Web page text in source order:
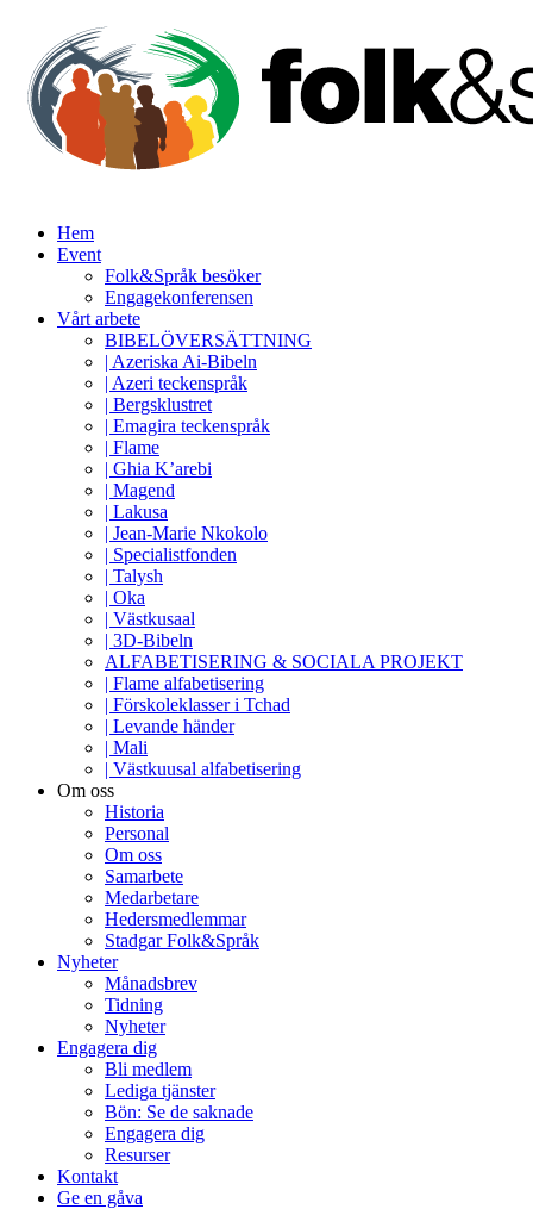
Hem
Event
Folk&Språk besöker
Engagekonferensen
Vårt arbete
BIBELÖVERSÄTTNING
| Azeriska Ai-Bibeln
| Azeri teckenspråk
| Bergsklustret
| Emagira teckenspråk
| Flame
| Ghia K’arebi
| Magend
| Lakusa
| Jean-Marie Nkokolo
| Specialistfonden
| Talysh
| Oka
| Västkusaal
| 3D-Bibeln
ALFABETISERING & SOCIALA PROJEKT
| Flame alfabetisering
| Förskoleklasser i Tchad
| Levande händer
| Mali
| Västkuusal alfabetisering
Om oss
Historia
Personal
Om oss
Samarbete
Medarbetare
Hedersmedlemmar
Stadgar Folk&Språk
Nyheter
Månadsbrev
Tidning
Nyheter
Engagera dig
Bli medlem
Lediga tjänster
Bön: Se de saknade
Engagera dig
Resurser
Kontakt
Ge en gåva